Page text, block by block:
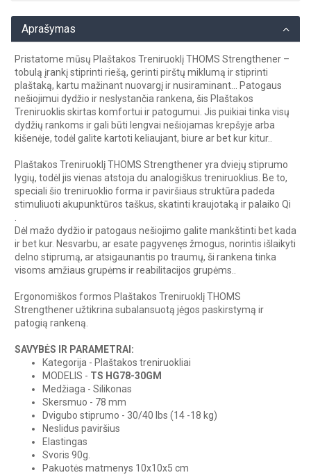
Aprašymas
Pristatome mūsų Plaštakos Treniruoklį THOMS Strengthener –
tobulą įrankį stiprinti riešą, gerinti pirštų miklumą ir stiprinti
plaštaką, kartu mažinant nuovargį ir nusiraminant... Patogaus
nešiojimui dydžio ir neslystančia rankena, šis Plaštakos
Treniruoklis skirtas komfortui ir patogumui. Jis puikiai tinka visų
dydžių rankoms ir gali būti lengvai nešiojamas krepšyje arba
kišenėje, todėl galite kartoti keliaujant, biure ar bet kur kitur..
Plaštakos Treniruoklį THOMS Strengthener yra dviejų stiprumo
lygių, todėl jis vienas atstoja du analogiškus treniruoklius. Be to,
speciali šio treniruoklio forma ir paviršiaus struktūra padeda
stimuliuoti akupunktūros taškus, skatinti kraujotaką ir palaiko Qi
Dėl mažo dydžio ir patogaus nešiojimo galite mankštinti bet kada
ir bet kur. Nesvarbu, ar esate pagyvenęs žmogus, norintis išlaikyti
delno stiprumą, ar atsigaunantis po traumų, ši rankena tinka
visoms amžiaus grupėms ir reabilitacijos grupėms..
Ergonomiškos formos Plaštakos Treniruoklį THOMS
Strengthener užtikrina subalansuotą jėgos paskirstymą ir
patogią rankeną.
SAVYBĖS IR PARAMETRAI:
Kategorija - Plaštakos treniruokliai
MODELIS - TS HG78-30GM
Medžiaga - Silikonas
Skersmuo - 78 mm
Dvigubo stiprumo - 30/40 lbs (14 -18 kg)
Neslidus paviršius
Elastingas
Svoris 90g.
Pakuotės matmenys 10x10x5 cm